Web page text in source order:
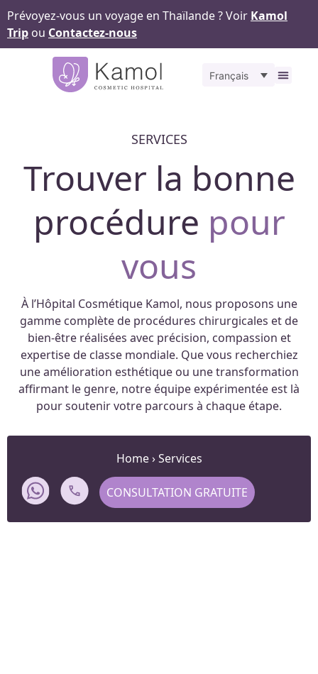
Prévoyez-vous un voyage en Thaïlande ? Voir Kamol
Trip ou Contactez-nous
Français
SERVICES
Trouver la bonne
procédure pour
vous
À l’Hôpital Cosmétique Kamol, nous proposons une
gamme complète de procédures chirurgicales et de
bien-être réalisées avec précision, compassion et
expertise de classe mondiale. Que vous recherchiez
une amélioration esthétique ou une transformation
affirmant le genre, notre équipe expérimentée est là
pour soutenir votre parcours à chaque étape.
Home›Services
CONSULTATION GRATUITE